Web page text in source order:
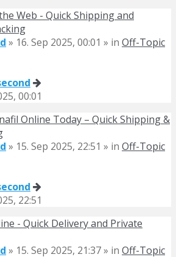
Web - Quick Shipping and
» 16. Sep 2025, 00:01 » in Off-Topic
00:01
Online Today – Quick Shipping &
» 15. Sep 2025, 22:51 » in Off-Topic
22:51
- Quick Delivery and Private
» 15. Sep 2025, 21:37 » in Off-Topic